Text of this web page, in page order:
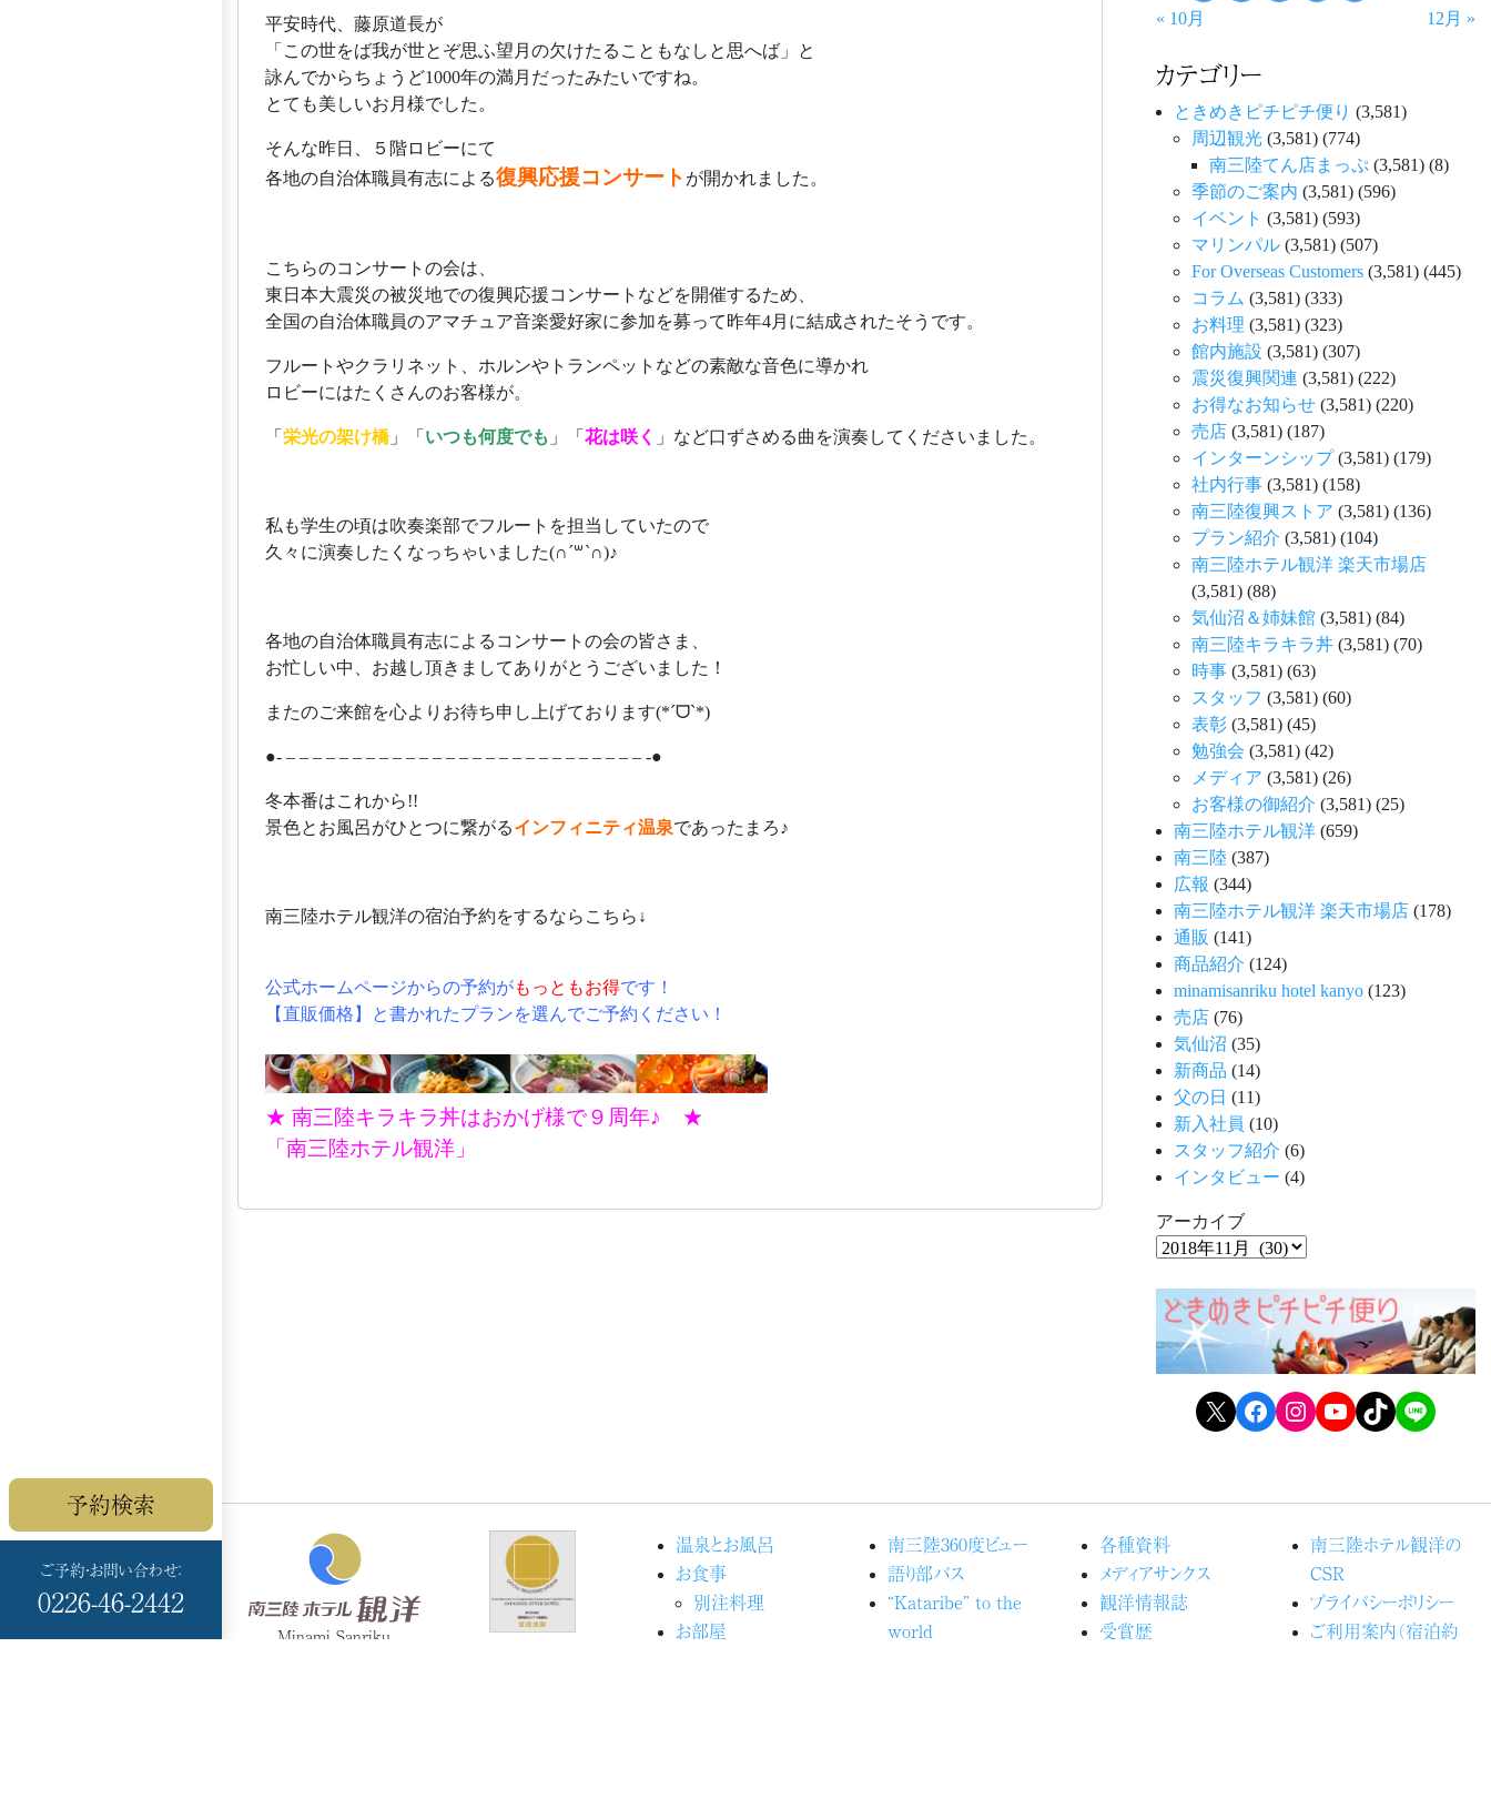
予約検索
ご予約・お問い合わせ：
0226-46-2442
平安時代、藤原道長が
「この世をば我が世とぞ思ふ望月の欠けたることもなしと思へば」と
詠んでからちょうど1000年の満月だったみたいですね。
とても美しいお月様でした。
そんな昨日、５階ロビーにて
各地の自治体職員有志による復興応援コンサート が開かれました。
こちらのコンサートの会は、
東日本大震災の被災地での復興応援コンサートなどを開催するため、
全国の自治体職員のアマチュア音楽愛好家に参加を募って昨年4月に結成されたそうです。
フルートやクラリネット、ホルンやトランペットなどの素敵な音色に導かれ
ロビーにはたくさんのお客様が。
「 栄光の架け橋」「 いつも何度でも 」「 花は咲く 」など口ずさめる曲を演奏してくださいました。
私も学生の頃は吹奏楽部でフルートを担当していたので
久々に演奏したくなっちゃいました(∩ˊ꒳​ˋ∩)♪
各地の自治体職員有志によるコンサートの会の皆さま、
お忙しい中、お越し頂きましてありがとうございました！
またのご来館を心よりお待ち申し上げております(*ˊᗜˋ*)
●- – – – – – – – – – – – – – – – – – – – – – – – – – – – -●
冬本番はこれから!!
景色とお風呂がひとつに繋がるインフィニティ温泉であったまろ♪
南三陸ホテル観洋の宿泊予約をするならこちら↓
公式ホームページからの予約がもっともお得です！
【直販価格】と書かれたプランを選んでご予約ください！
★ 南三陸キラキラ丼はおかげ様で９周年♪ ★
「南三陸ホテル観洋」
« 10月 12月 »
カテゴリー
ときめきピチピチ便り (3,581)
周辺観光 (3,581) (774)
南三陸てん店まっぷ (3,581) (8)
季節のご案内 (3,581) (596)
イベント (3,581) (593)
マリンパル (3,581) (507)
For Overseas Customers (3,581) (445)
コラム (3,581) (333)
お料理 (3,581) (323)
館内施設 (3,581) (307)
震災復興関連 (3,581) (222)
お得なお知らせ (3,581) (220)
売店 (3,581) (187)
インターンシップ(3,581) (179)
社内行事 (3,581) (158)
南三陸復興ストア (3,581) (136)
プラン紹介 (3,581) (104)
南三陸ホテル観洋 楽天市場店
(3,581) (88)
気仙沼＆姉妹館 (3,581) (84)
南三陸キラキラ丼 (3,581) (70)
時事 (3,581) (63)
スタッフ (3,581) (60)
表彰 (3,581) (45)
勉強会 (3,581) (42)
メディア (3,581) (26)
お客様の御紹介 (3,581) (25)
南三陸ホテル観洋 (659)
南三陸 (387)
広報 (344)
南三陸ホテル観洋 楽天市場店 (178)
通販 (141)
商品紹介 (124)
minamisanriku hotel kanyo (123)
売店 (76)
気仙沼 (35)
新商品 (14)
父の日 (11)
新入社員 (10)
スタッフ紹介 (6)
インタビュー (4)
アーカイブ
X Facebook Instagram YouTube TikTok LINE
Minami Sanriku
温泉とお風呂
お食事
別注料理
お部屋
南三陸360度ビュー
語り部バス
“Kataribe” to the
world
各種資料
メディアサンクス
観洋情報誌
受賞歴
南三陸ホテル観洋の
CSR
プライバシーポリシー
ご利用案内（宿泊約